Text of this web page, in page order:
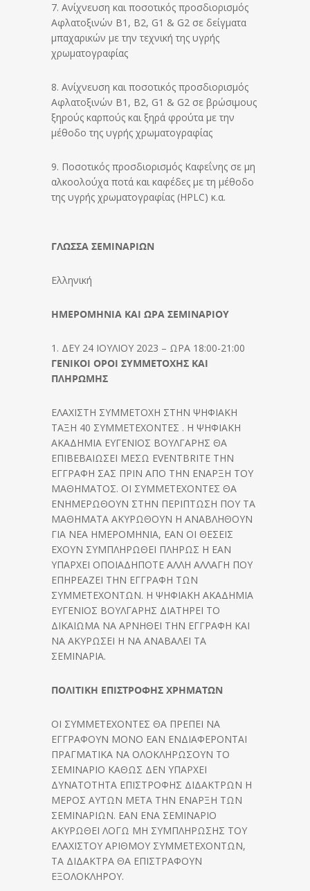
7. Ανίχνευση και ποσοτικός προσδιορισμός
Αφλατοξινών Β1, Β2, G1 & G2 σε δείγματα
μπαχαρικών με την τεχνική της υγρής
χρωματογραφίας
8. Ανίχνευση και ποσοτικός προσδιορισμός
Αφλατοξινών Β1, Β2, G1 & G2 σε βρώσιμους
ξηρούς καρπούς και ξηρά φρούτα με την
μέθοδο της υγρής χρωματογραφίας
9. Ποσοτικός προσδιορισμός Καφεΐνης σε μη
αλκοολούχα ποτά και καφέδες με τη μέθοδο
της υγρής χρωματογραφίας (HPLC) κ.α.
ΓΛΩΣΣΑ ΣΕΜΙΝΑΡΙΩΝ
Ελληνική
ΗΜΕΡΟΜΗΝΙΑ ΚΑΙ ΩΡΑ ΣΕΜΙΝΑΡΙΟΥ
1. ΔΕΥ 24 ΙΟΥΛΙΟΥ 2023 – ΩΡΑ 18:00-21:00
ΓΕΝΙΚΟΙ ΟΡΟΙ ΣΥΜΜΕΤΟΧΗΣ ΚΑΙ
ΠΛΗΡΩΜΗΣ
ΕΛΑΧΙΣΤΗ ΣΥΜΜΕΤΟΧΗ ΣΤΗΝ ΨΗΦΙΑΚΗ
ΤΑΞΗ 40 ΣΥΜΜΕΤΕΧΟΝΤΕΣ . Η ΨΗΦΙΑΚΗ
ΑΚΑΔΗΜΙΑ ΕΥΓΕΝΙΟΣ ΒΟΥΛΓΑΡΗΣ ΘΑ
ΕΠΙΒΕΒΑΙΩΣΕΙ ΜΕΣΩ EVENTBRITE ΤΗΝ
ΕΓΓΡΑΦΗ ΣΑΣ ΠΡΙΝ ΑΠΟ ΤΗΝ ΕΝΑΡΞΗ ΤΟΥ
ΜΑΘΗΜΑΤΟΣ. ΟΙ ΣΥΜΜΕΤΕΧΟΝΤΕΣ ΘΑ
ΕΝΗΜΕΡΩΘΟΥΝ ΣΤΗΝ ΠΕΡΙΠΤΩΣΗ ΠΟΥ ΤΑ
ΜΑΘΗΜΑΤΑ ΑΚΥΡΩΘΟΥΝ Η ΑΝΑΒΛΗΘΟΥΝ
ΓΙΑ ΝΕΑ ΗΜΕΡΟΜΗΝΙΑ, ΕΑΝ ΟΙ ΘΕΣΕΙΣ
ΕΧΟΥΝ ΣΥΜΠΛΗΡΩΘΕΙ ΠΛΗΡΩΣ Η ΕΑΝ
ΥΠΑΡΧΕΙ ΟΠΟΙΑΔΗΠΟΤΕ ΑΛΛΗ ΑΛΛΑΓΗ ΠΟΥ
ΕΠΗΡΕΑΖΕΙ ΤΗΝ ΕΓΓΡΑΦΗ ΤΩΝ
ΣΥΜΜΕΤΕΧΟΝΤΩΝ. Η ΨΗΦΙΑΚΗ ΑΚΑΔΗΜΙΑ
ΕΥΓΕΝΙΟΣ ΒΟΥΛΓΑΡΗΣ ΔΙΑΤΗΡΕΙ ΤΟ
ΔΙΚΑΙΩΜΑ ΝΑ ΑΡΝΗΘΕΙ ΤΗΝ ΕΓΓΡΑΦΗ ΚΑΙ
ΝΑ ΑΚΥΡΩΣΕΙ Η ΝΑ ΑΝΑΒΑΛΕΙ ΤΑ
ΣΕΜΙΝΑΡΙΑ.
ΠΟΛΙΤΙΚΗ ΕΠΙΣΤΡΟΦΗΣ ΧΡΗΜΑΤΩΝ
ΟΙ ΣΥΜΜΕΤΕΧΟΝΤΕΣ ΘΑ ΠΡΕΠΕΙ ΝΑ
ΕΓΓΡΑΦΟΥΝ ΜΟΝΟ ΕΑΝ ΕΝΔΙΑΦΕΡΟΝΤΑΙ
ΠΡΑΓΜΑΤΙΚΑ ΝΑ ΟΛΟΚΛΗΡΩΣΟΥΝ ΤΟ
ΣΕΜΙΝΑΡΙΟ ΚΑΘΩΣ ΔΕΝ ΥΠΑΡΧΕΙ
ΔΥΝΑΤΟΤΗΤΑ ΕΠΙΣΤΡΟΦΗΣ ΔΙΔΑΚΤΡΩΝ Η
ΜΕΡΟΣ ΑΥΤΩΝ ΜΕΤΑ ΤΗΝ ΕΝΑΡΞΗ ΤΩΝ
ΣΕΜΙΝΑΡΙΩΝ. ΕΑΝ ΕΝΑ ΣΕΜΙΝΑΡΙΟ
ΑΚΥΡΩΘΕΙ ΛΟΓΩ ΜΗ ΣΥΜΠΛΗΡΩΣΗΣ ΤΟΥ
ΕΛΑΧΙΣΤΟΥ ΑΡΙΘΜΟΥ ΣΥΜΜΕΤΕΧΟΝΤΩΝ,
ΤΑ ΔΙΔΑΚΤΡΑ ΘΑ ΕΠΙΣΤΡΑΦΟΥΝ
ΕΞΟΛΟΚΛΗΡΟΥ.